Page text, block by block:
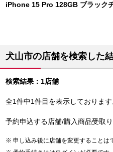
iPhone 15 Pro 128GB ブラック
犬山市の店舗を検索した
検索結果：1店舗
全1件中1件目を表示しておりま
予約申込する店舗/購入商品受取
申し込み後に店舗を変更することは